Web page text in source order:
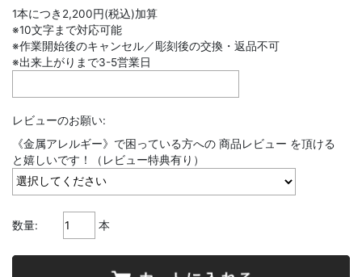
1本につき2,200円(税込)加算
※10文字まで対応可能
※作業開始後のキャンセル／彫刻後の交換・返品不可
※出来上がりまで3-5営業日
レビューのお願い:
《金属アレルギー》で困っている方への 商品レビュー を頂ける
と嬉しいです！（レビュー特典有り）
数量: 本